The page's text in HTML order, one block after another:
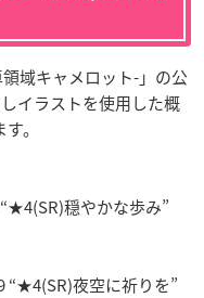
域キャメロット-」の公
イラストを使用した概
。
穏やかな歩み”
“★4(SR)夜空に祈りを”